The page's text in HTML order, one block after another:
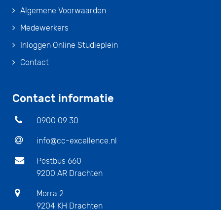
Algemene Voorwaarden
Medewerkers
Inloggen Online Studieplein
Contact
Contact informatie
0900 09 30
info@cc-excellence.nl
Postbus 660
9200 AR Drachten
Morra 2
9204 KH Drachten